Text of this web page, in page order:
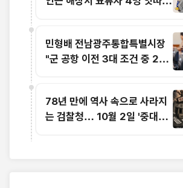
민형배 전남광주통합특별시장
"군 공항 이전 3대 조건 중 2개
78년 만에 역사 속으로 사라지
는 검찰청… 10월 2일 '중대범